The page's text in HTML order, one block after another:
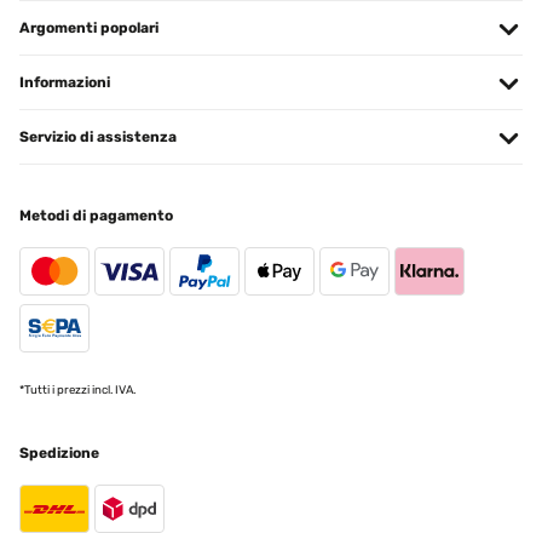
Argomenti popolari
Informazioni
Servizio di assistenza
Metodi di pagamento
*Tutti i prezzi incl. IVA.
Spedizione